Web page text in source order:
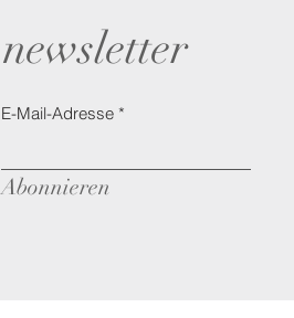
newsletter
E-Mail-Adresse
Abonnieren